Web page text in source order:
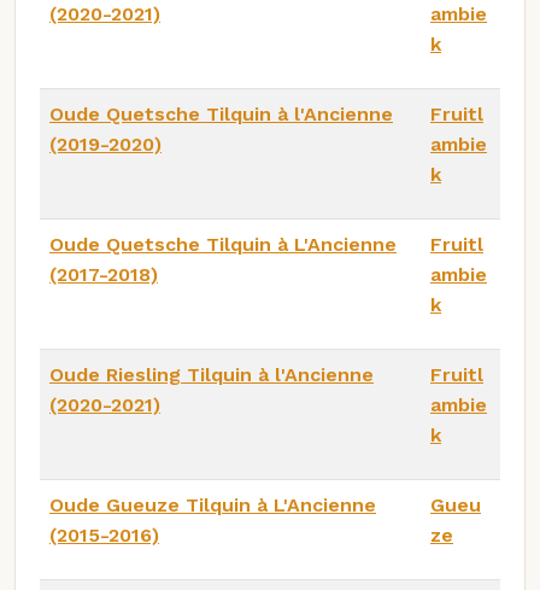
(2020-2021)
ambie
k
Oude Quetsche Tilquin à l'Ancienne
(2019-2020)
Fruitl
ambie
k
Oude Quetsche Tilquin à L'Ancienne
(2017-2018)
Fruitl
ambie
k
Oude Riesling Tilquin à l'Ancienne
(2020-2021)
Fruitl
ambie
k
Oude Gueuze Tilquin à L'Ancienne
(2015-2016)
Gueu
ze